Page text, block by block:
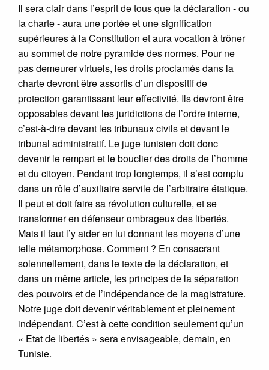
Il sera clair dans l’esprit de tous que la déclaration - ou
la charte - aura une portée et une signification
supérieures à la Constitution et aura vocation à trôner
au sommet de notre pyramide des normes. Pour ne
pas demeurer virtuels, les droits proclamés dans la
charte devront être assortis d’un dispositif de
protection garantissant leur effectivité. Ils devront être
opposables devant les juridictions de l’ordre interne,
c’est-à-dire devant les tribunaux civils et devant le
tribunal administratif. Le juge tunisien doit donc
devenir le rempart et le bouclier des droits de l’homme
et du citoyen. Pendant trop longtemps, il s’est complu
dans un rôle d’auxiliaire servile de l’arbitraire étatique.
Il peut et doit faire sa révolution culturelle, et se
transformer en défenseur ombrageux des libertés.
Mais il faut l’y aider en lui donnant les moyens d’une
telle métamorphose. Comment ? En consacrant
solennellement, dans le texte de la déclaration, et
dans un même article, les principes de la séparation
des pouvoirs et de l’indépendance de la magistrature.
Notre juge doit devenir véritablement et pleinement
indépendant. C’est à cette condition seulement qu’un
« Etat de libertés » sera envisageable, demain, en
Tunisie.